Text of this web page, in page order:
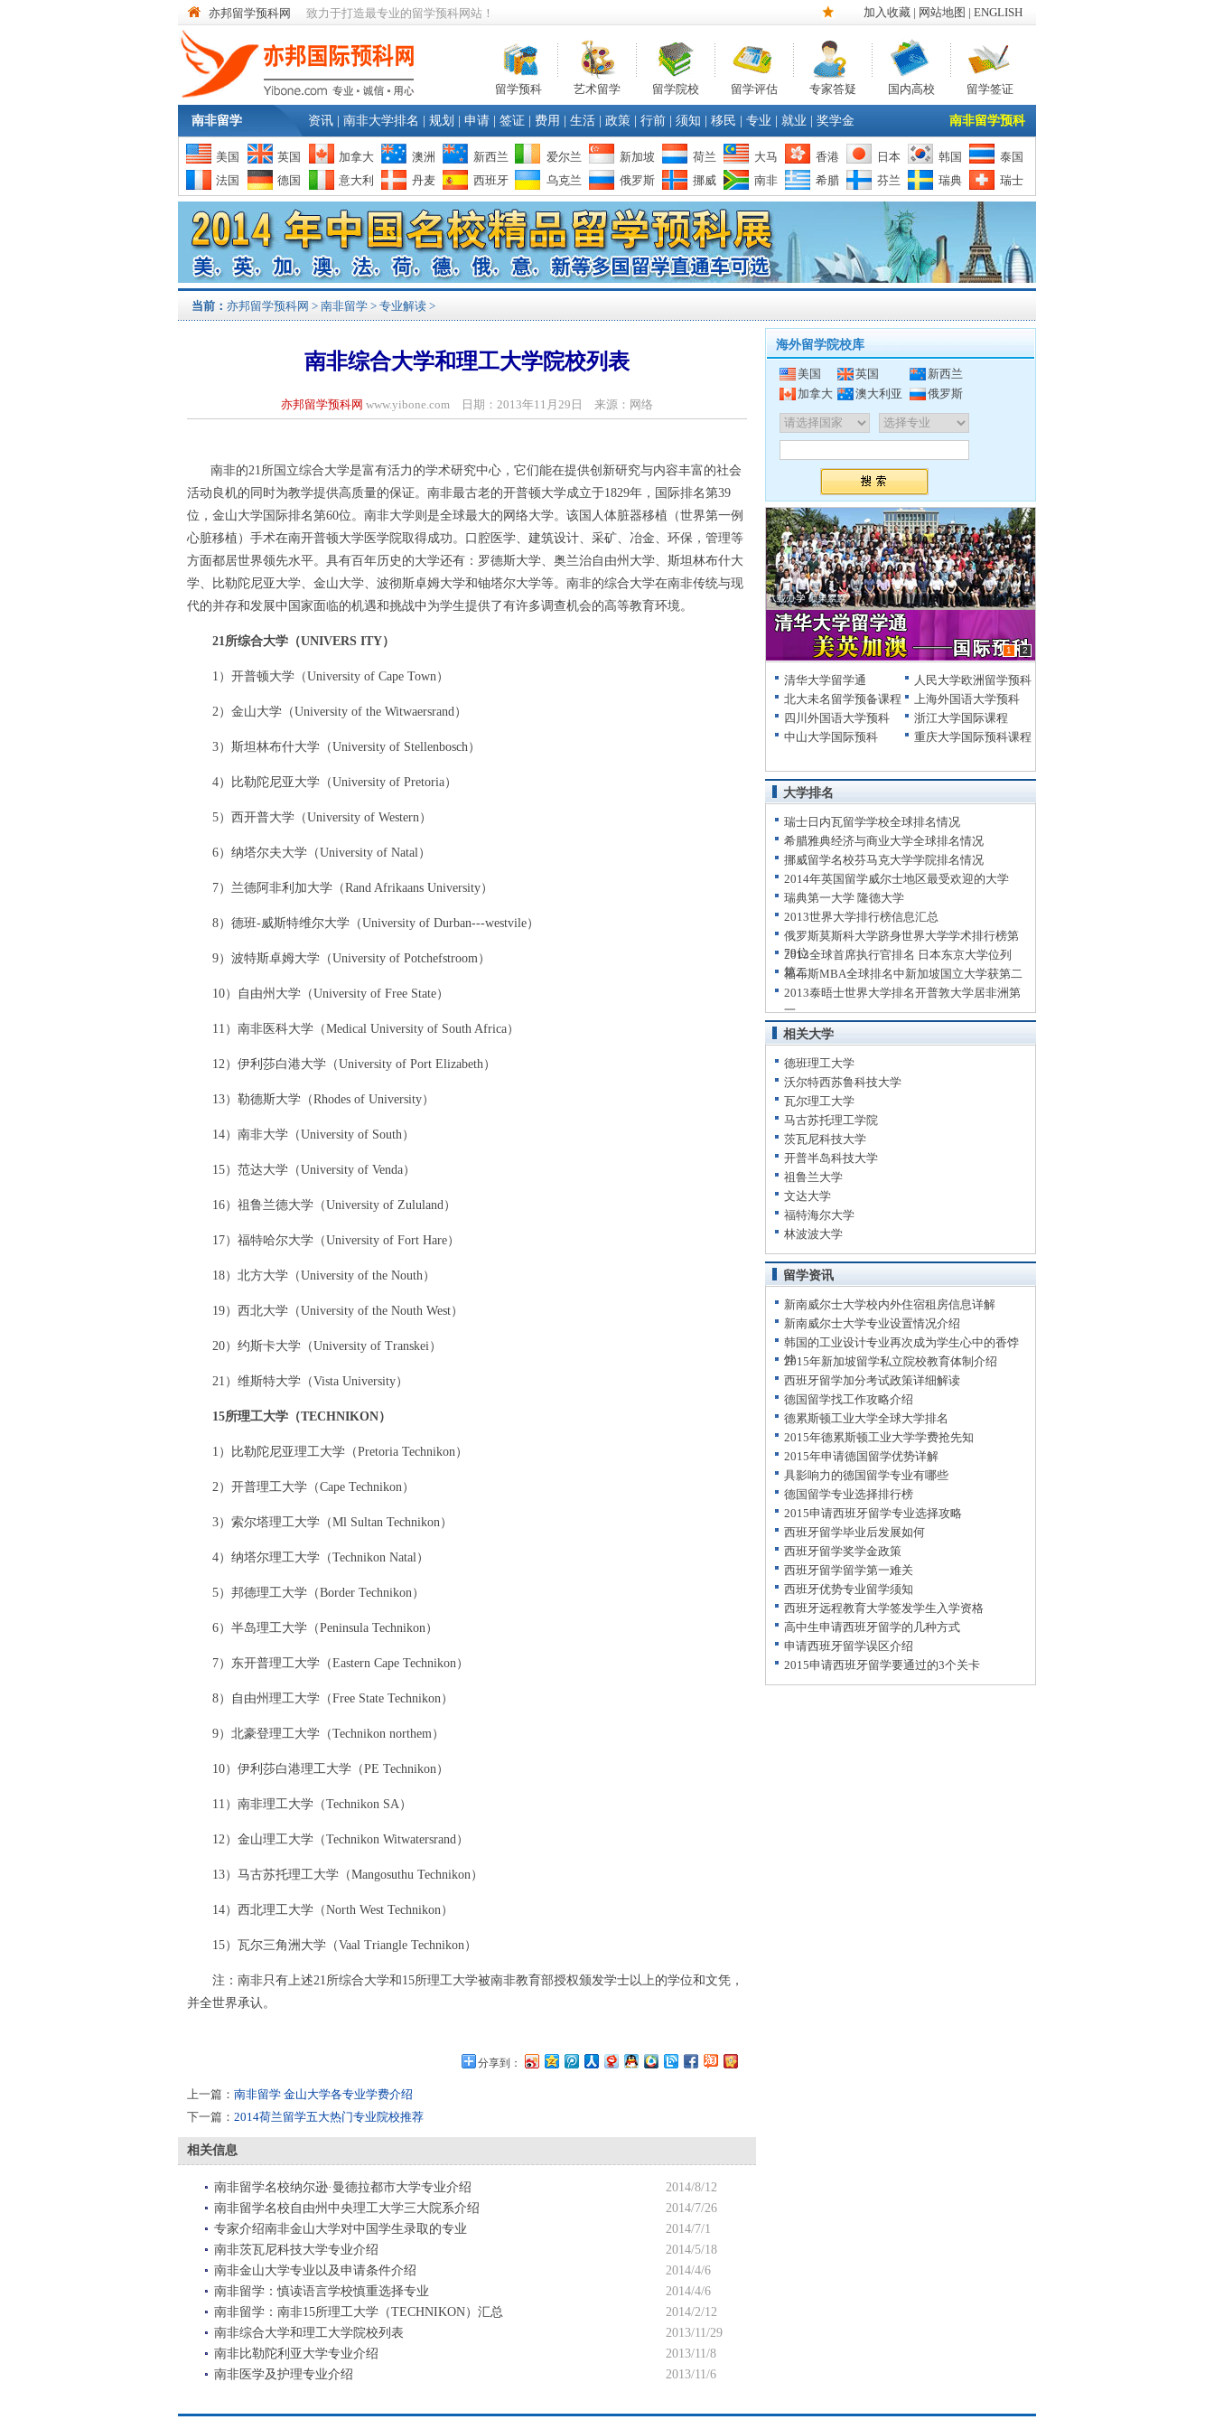
亦邦留学预科网 致力于打造最专业的留学预科网站！ 加入收藏 | 网站地图 | ENGLISH
留学预科 艺术留学 留学院校 留学评估 专家答疑 国内高校 留学签证
南非留学 资讯 南非大学排名 规划 申请 签证 费用 生活 政策 行前 须知 移民 专业 就业 奖学金 南非留学预科
美国 英国 加拿大 澳洲 新西兰 爱尔兰 新加坡 荷兰 大马 香港 日本 韩国
泰国
法国
德国 意大利 丹麦 西班牙 乌克兰 俄罗斯 挪威 南非 希腊 芬兰 瑞典 瑞士
当前： 亦邦留学预科网 > 南非留学 > 专业解读 >
南非综合大学和理工大学院校列表
亦邦留学预科网 www.yibone.com 日期：2013年11月29日 来源：网络
南非的21所国立综合大学是富有活力的学术研究中心，它们能在提供创新研究与内容丰富的社会
活动良机的同时为教学提供高质量的保证。南非最古老的开普顿大学成立于1829年，国际排名第39
位，金山大学国际排名第60位。南非大学则是全球最大的网络大学。该国人体脏器移植（世界第一例
心脏移植）手术在南开普顿大学医学院取得成功。口腔医学、建筑设计、采矿、冶金、环保，管理等
方面都居世界领先水平。具有百年历史的大学还有：罗德斯大学、奥兰治自由州大学、斯坦林布什大
学、比勒陀尼亚大学、金山大学、波彻斯卓姆大学和铀塔尔大学等。南非的综合大学在南非传统与现
代的并存和发展中国家面临的机遇和挑战中为学生提供了有许多调查机会的高等教育环境。
21所综合大学（UNIVERS ITY）
1）开普顿大学（University of Cape Town）
2）金山大学（University of the Witwaersrand）
3）斯坦林布什大学（University of Stellenbosch）
4）比勒陀尼亚大学（University of Pretoria）
5）西开普大学（University of Western）
6）纳塔尔夫大学（University of Natal）
7）兰德阿非利加大学（Rand Afrikaans University）
8）德班-威斯特维尔大学（University of Durban---westvile）
9）波特斯卓姆大学（University of Potchefstroom）
10）自由州大学（University of Free State）
11）南非医科大学（Medical University of South Africa）
12）伊利莎白港大学（University of Port Elizabeth）
13）勒德斯大学（Rhodes of University）
14）南非大学（University of South）
15）范达大学（University of Venda）
16）祖鲁兰德大学（University of Zululand）
17）福特哈尔大学（University of Fort Hare）
18）北方大学（University of the Nouth）
19）西北大学（University of the Nouth West）
20）约斯卡大学（University of Transkei）
21）维斯特大学（Vista University）
15所理工大学（TECHNIKON）
1）比勒陀尼亚理工大学（Pretoria Technikon）
2）开普理工大学（Cape Technikon）
3）索尔塔理工大学（Ml Sultan Technikon）
4）纳塔尔理工大学（Technikon Natal）
5）邦德理工大学（Border Technikon）
6）半岛理工大学（Peninsula Technikon）
7）东开普理工大学（Eastern Cape Technikon）
8）自由州理工大学（Free State Technikon）
9）北豪登理工大学（Technikon northem）
10）伊利莎白港理工大学（PE Technikon）
11）南非理工大学（Technikon SA）
12）金山理工大学（Technikon Witwatersrand）
13）马古苏托理工大学（Mangosuthu Technikon）
14）西北理工大学（North West Technikon）
15）瓦尔三角洲大学（Vaal Triangle Technikon）
注：南非只有上述21所综合大学和15所理工大学被南非教育部授权颁发学士以上的学位和文凭，
并全世界承认。
分享到：
上一篇： 南非留学 金山大学各专业学费介绍
下一篇： 2014荷兰留学五大热门专业院校推荐
相关信息
2014/8/12
南非留学名校纳尔逊·曼德拉都市大学专业介绍
2014/7/26
南非留学名校自由州中央理工大学三大院系介绍
2014/7/1
专家介绍南非金山大学对中国学生录取的专业
2014/5/18
南非茨瓦尼科技大学专业介绍
2014/4/6
南非金山大学专业以及申请条件介绍
2014/4/6
南非留学：慎读语言学校慎重选择专业
2014/2/12
南非留学：南非15所理工大学（TECHNIKON）汇总
2013/11/29
南非综合大学和理工大学院校列表
2013/11/8
南非比勒陀利亚大学专业介绍
2013/11/6
南非医学及护理专业介绍
海外留学院校库
美国 英国
新西兰
加拿大
澳大利亚 俄罗斯
1 2
清华大学留学通
人民大学欧洲留学预科
北大未名留学预备课程
上海外国语大学预科
四川外国语大学预科
浙江大学国际课程
中山大学国际预科
重庆大学国际预科课程
大学排名
瑞士日内瓦留学学校全球排名情况
希腊雅典经济与商业大学全球排名情况
挪威留学名校芬马克大学学院排名情况
2014年英国留学威尔士地区最受欢迎的大学
瑞典第一大学 隆德大学
2013世界大学排行榜信息汇总
俄罗斯莫斯科大学跻身世界大学学术排行榜第
79位
2013全球首席执行官排名 日本东京大学位列
第二
福布斯MBA全球排名中新加坡国立大学获第二
2013泰晤士世界大学排名开普敦大学居非洲第
一
相关大学
德班理工大学
沃尔特西苏鲁科技大学
瓦尔理工大学
马古苏托理工学院
茨瓦尼科技大学
开普半岛科技大学
祖鲁兰大学
文达大学
福特海尔大学
林波波大学
留学资讯
新南威尔士大学校内外住宿租房信息详解
新南威尔士大学专业设置情况介绍
韩国的工业设计专业再次成为学生心中的香饽
饽
2015年新加坡留学私立院校教育体制介绍
西班牙留学加分考试政策详细解读
德国留学找工作攻略介绍
德累斯顿工业大学全球大学排名
2015年德累斯顿工业大学学费抢先知
2015年申请德国留学优势详解
具影响力的德国留学专业有哪些
德国留学专业选择排行榜
2015申请西班牙留学专业选择攻略
西班牙留学毕业后发展如何
西班牙留学奖学金政策
西班牙留学留学第一难关
西班牙优势专业留学须知
西班牙远程教育大学签发学生入学资格
高中生申请西班牙留学的几种方式
申请西班牙留学误区介绍
2015申请西班牙留学要通过的3个关卡